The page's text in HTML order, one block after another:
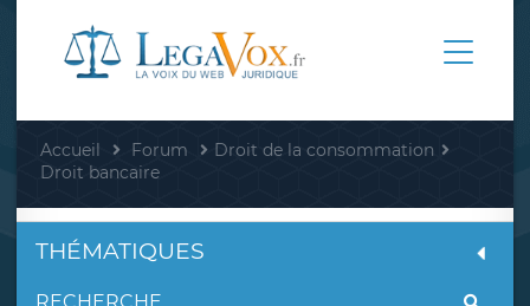
Accueil Forum
Droit de la consommation
Droit bancaire
THÉMATIQUES